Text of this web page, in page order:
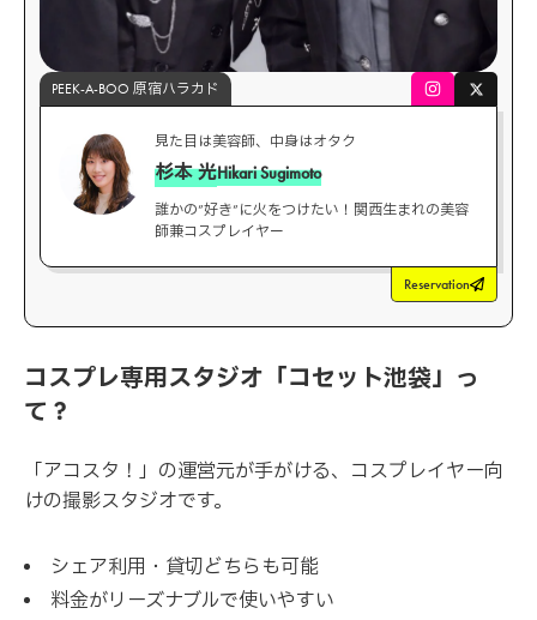
PEEK-A-BOO 原宿ハラカド
見た目は美容師、中身はオタク
杉本 光Hikari Sugimoto
誰かの”好き”に火をつけたい！関西生まれの美容
師兼コスプレイヤー
Reservation
コスプレ専用スタジオ「コセット池袋」っ
て？
「アコスタ！」の運営元が手がける、コスプレイヤー向
けの撮影スタジオです。
シェア利用・貸切どちらも可能
料金がリーズナブルで使いやすい